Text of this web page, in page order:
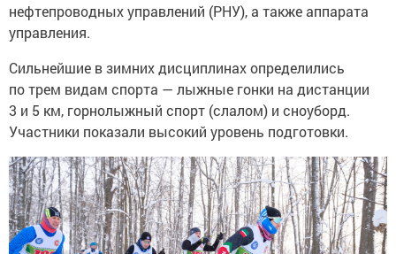
нефтепроводных управлений (РНУ), а также аппарата
управления.
Сильнейшие в зимних дисциплинах определились
по трем видам спорта — лыжные гонки на дистанции
3 и 5 км, горнолыжный спорт (слалом) и сноуборд.
Участники показали высокий уровень подготовки.